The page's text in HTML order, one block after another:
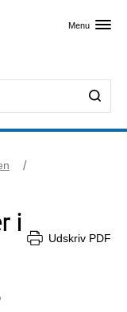
Menu
i
Udskriv PDF